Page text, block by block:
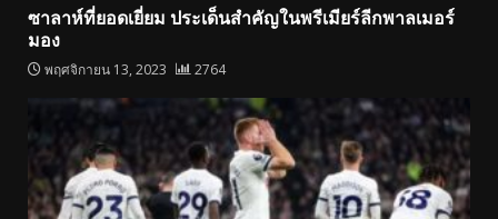
ซาลาห์ที่ยอดเยี่ยม ประเด็นสำคัญในพรีเมียร์ลีกพาลเมอร์
มอง
พฤศจิกายน 13, 2023 2764